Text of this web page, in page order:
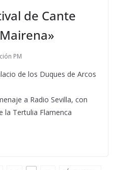
de Cante
PM
de los Duques de Arcos
a Radio Sevilla, con
la Tertulia Flamenca